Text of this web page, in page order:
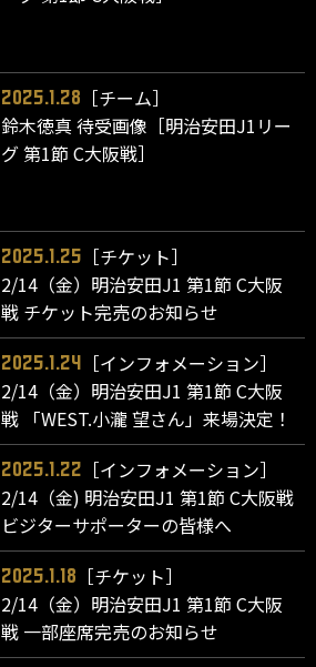
2025.1.28
［チーム］
鈴木徳真 待受画像［明治安田J1リー
グ 第1節 C大阪戦］
2025.1.25
［チケット］
2/14（金）明治安田J1 第1節 C大阪
戦 チケット完売のお知らせ
2025.1.24
［インフォメーション］
2/14（金）明治安田J1 第1節 C大阪
戦 「WEST.小瀧 望さん」来場決定！
2025.1.22
［インフォメーション］
2/14（金) 明治安田J1 第1節 C大阪戦
ビジターサポーターの皆様へ
2025.1.18
［チケット］
2/14（金）明治安田J1 第1節 C大阪
戦 一部座席完売のお知らせ